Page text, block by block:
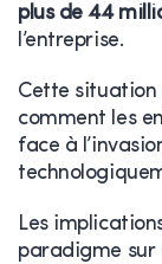
plus de 44
l’entreprise.
Cette situation
comment les
face à
Les
paradigme sur